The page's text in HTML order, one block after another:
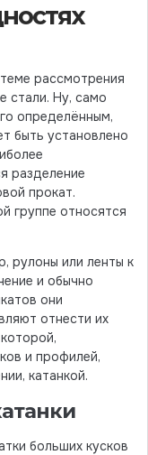
рассмотрения
стали. Ну, само
определённым,
быть установлено
разделение
прокат.
группе относятся
рулоны или ленты к
и обычно
они
отнести их
и профилей,
катанкой.
больших кусков